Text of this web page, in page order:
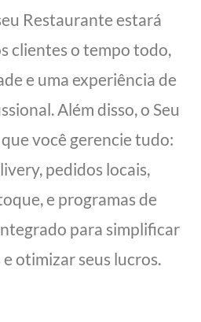
Restaurante estará
clientes o tempo todo,
e uma experiência de
Além disso, o Seu
você gerencie tudo:
pedidos locais,
e programas de
para simplificar
otimizar seus lucros.